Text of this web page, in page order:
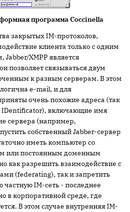
программа Coccinella
закрытых IM-протоколов,
клиента только с одним
XMPP является
позволяет связываться двум
к разным серверам. В этом
e-mail, и для
очень похожие адреса (так
IDentificator), включающие имя
сервера (например,
собственный Jabber-сервер
иметь компьютер со
или постоянным доменным
как разрешить взаимодействие с
(federating), так и запретить
частную IM-сеть - последнее
в корпоративной среде, где
В этом случае внутренняя IM-